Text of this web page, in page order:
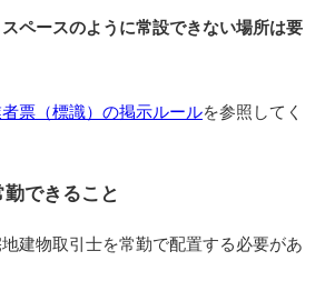
ペースのように常設できない場所は要
票（標識）の掲示ルールを参照してく
できること
建物取引士を常勤で配置する必要があ